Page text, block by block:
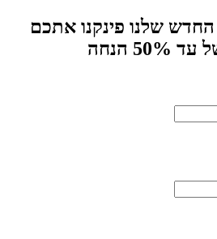
שלנו פינקנו אתכם
הנחה